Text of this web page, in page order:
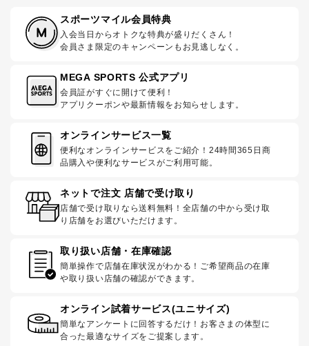
スポーツマイル会員特典
入会当日からオトクな特典が盛りだくさん！
会員さま限定のキャンペーンもお見逃しなく。
MEGA SPORTS 公式アプリ
会員証がすぐに開けて便利！
アプリクーポンや最新情報をお知らせします。
オンラインサービス一覧
便利なオンラインサービスをご紹介！24時間365日商
品購入や便利なサービスがご利用可能。
ネットで注文 店舗で受け取り
店舗で受け取りなら送料無料！全店舗の中から受け取
り店舗をお選びいただけます。
取り扱い店舗・在庫確認
簡単操作で店舗在庫状況がわかる！ご希望商品の在庫
や取り扱い店舗の確認ができます。
オンライン試着サービス(ユニサイズ)
簡単なアンケートに回答するだけ！お客さまの体型に
合った最適なサイズをご提案します。